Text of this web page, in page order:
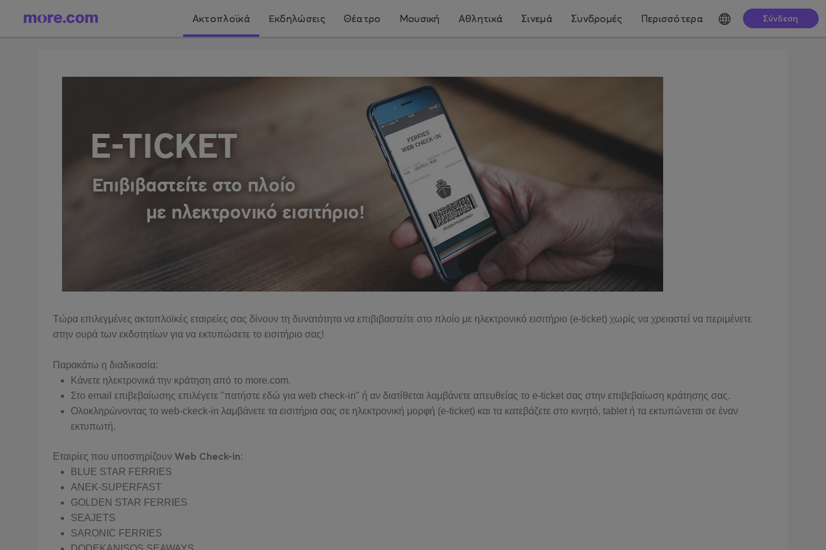
Ακτοπλοϊκά Εκδηλώσεις Θέατρο Μουσική Αθλητικά Σινεμά Συνδρομές Περισσότερα Σύνδεση
Τώρα επιλεγμένες ακτοπλοϊκές εταιρείες σας δίνουν τη δυνατότητα να επιβιβαστείτε στο πλοίο με ηλεκτρονικό εισιτήριο (e-ticket) χωρίς να χρειαστεί να περιμένετε
στην ουρά των εκδοτητίων για να εκτυπώσετε το εισιτήριο σας!
Παρακάτω η διαδικασία:
Κάνετε ηλεκτρονικά την κράτηση από το more.com.
Στο email επιβεβαίωσης επιλέγετε "πατήστε εδώ για web check-in" ή αν διατίθεται λαμβάνετε απευθείας το e-ticket σας στην επιβεβαίωση κράτησης σας.
Ολοκληρώνοντας το web-ckeck-in λαμβάνετε τα εισιτήρια σας σε ηλεκτρονική μορφή (e-ticket) και τα κατεβάζετε στο κινητό, tablet ή τα εκτυπώνεται σε έναν
εκτυπωτή.
Εταιρίες που υποστηρίζουν Web Check-in:
BLUE STAR FERRIES
ANEK-SUPERFAST
GOLDEN STAR FERRIES
SEAJETS
SARONIC FERRIES